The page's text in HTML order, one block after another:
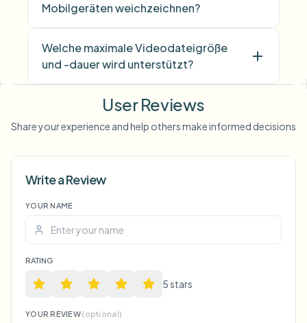
Mobilgeräten weichzeichnen?
Welche maximale Videodateigröße
und -dauer wird unterstützt?
Voice Anon
User Reviews
Share your experience and help others make informed decisions
Write a Review
YOUR NAME
RATING
5stars
YOUR REVIEW(optional)